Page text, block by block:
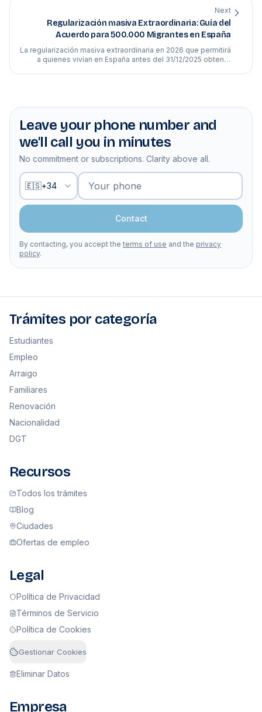
Next
Regularización masiva Extraordinaria: Guía del
Acuerdo para 500.000 Migrantes en España
La regularización masiva extraordinaria en 2026 que permitirá
a quienes vivían en España antes del 31/12/2025 obtener
Leave your phone number and
we'll call you in minutes
No commitment or subscriptions. Clarity above all.
Your phone
🇪🇸+34
Contact
By contacting, you accept the terms of use and the privacy
policy.
Trámites por categoría
Estudiantes
Empleo
Arraigo
Familiares
Renovación
Nacionalidad
DGT
Recursos
Todos los trámites
Blog
Ciudades
Ofertas de empleo
Legal
Política de Privacidad
Términos de Servicio
Política de Cookies
Gestionar Cookies
Eliminar Datos
Empresa